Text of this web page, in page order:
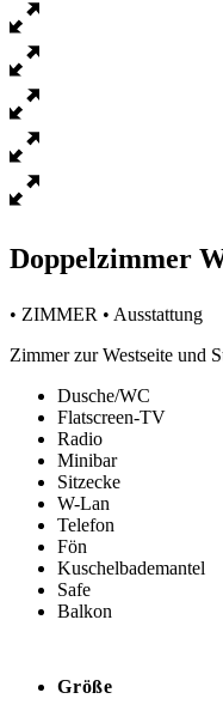
Doppelzimmer
• ZIMMER • Ausstattung
Zimmer zur Westseite und
Dusche/WC
Flatscreen-TV
Radio
Minibar
Sitzecke
W-Lan
Telefon
Fön
Kuschelbademantel
Safe
Balkon
Größe